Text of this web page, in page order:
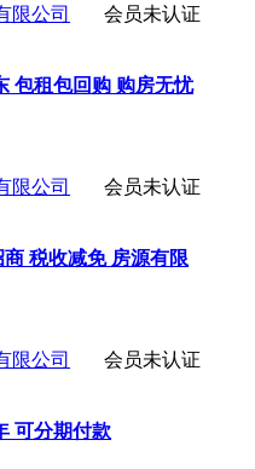
限公司 会员未认证
包租包回购 购房无忧
限公司 会员未认证
税收减免 房源有限
限公司 会员未认证
可分期付款